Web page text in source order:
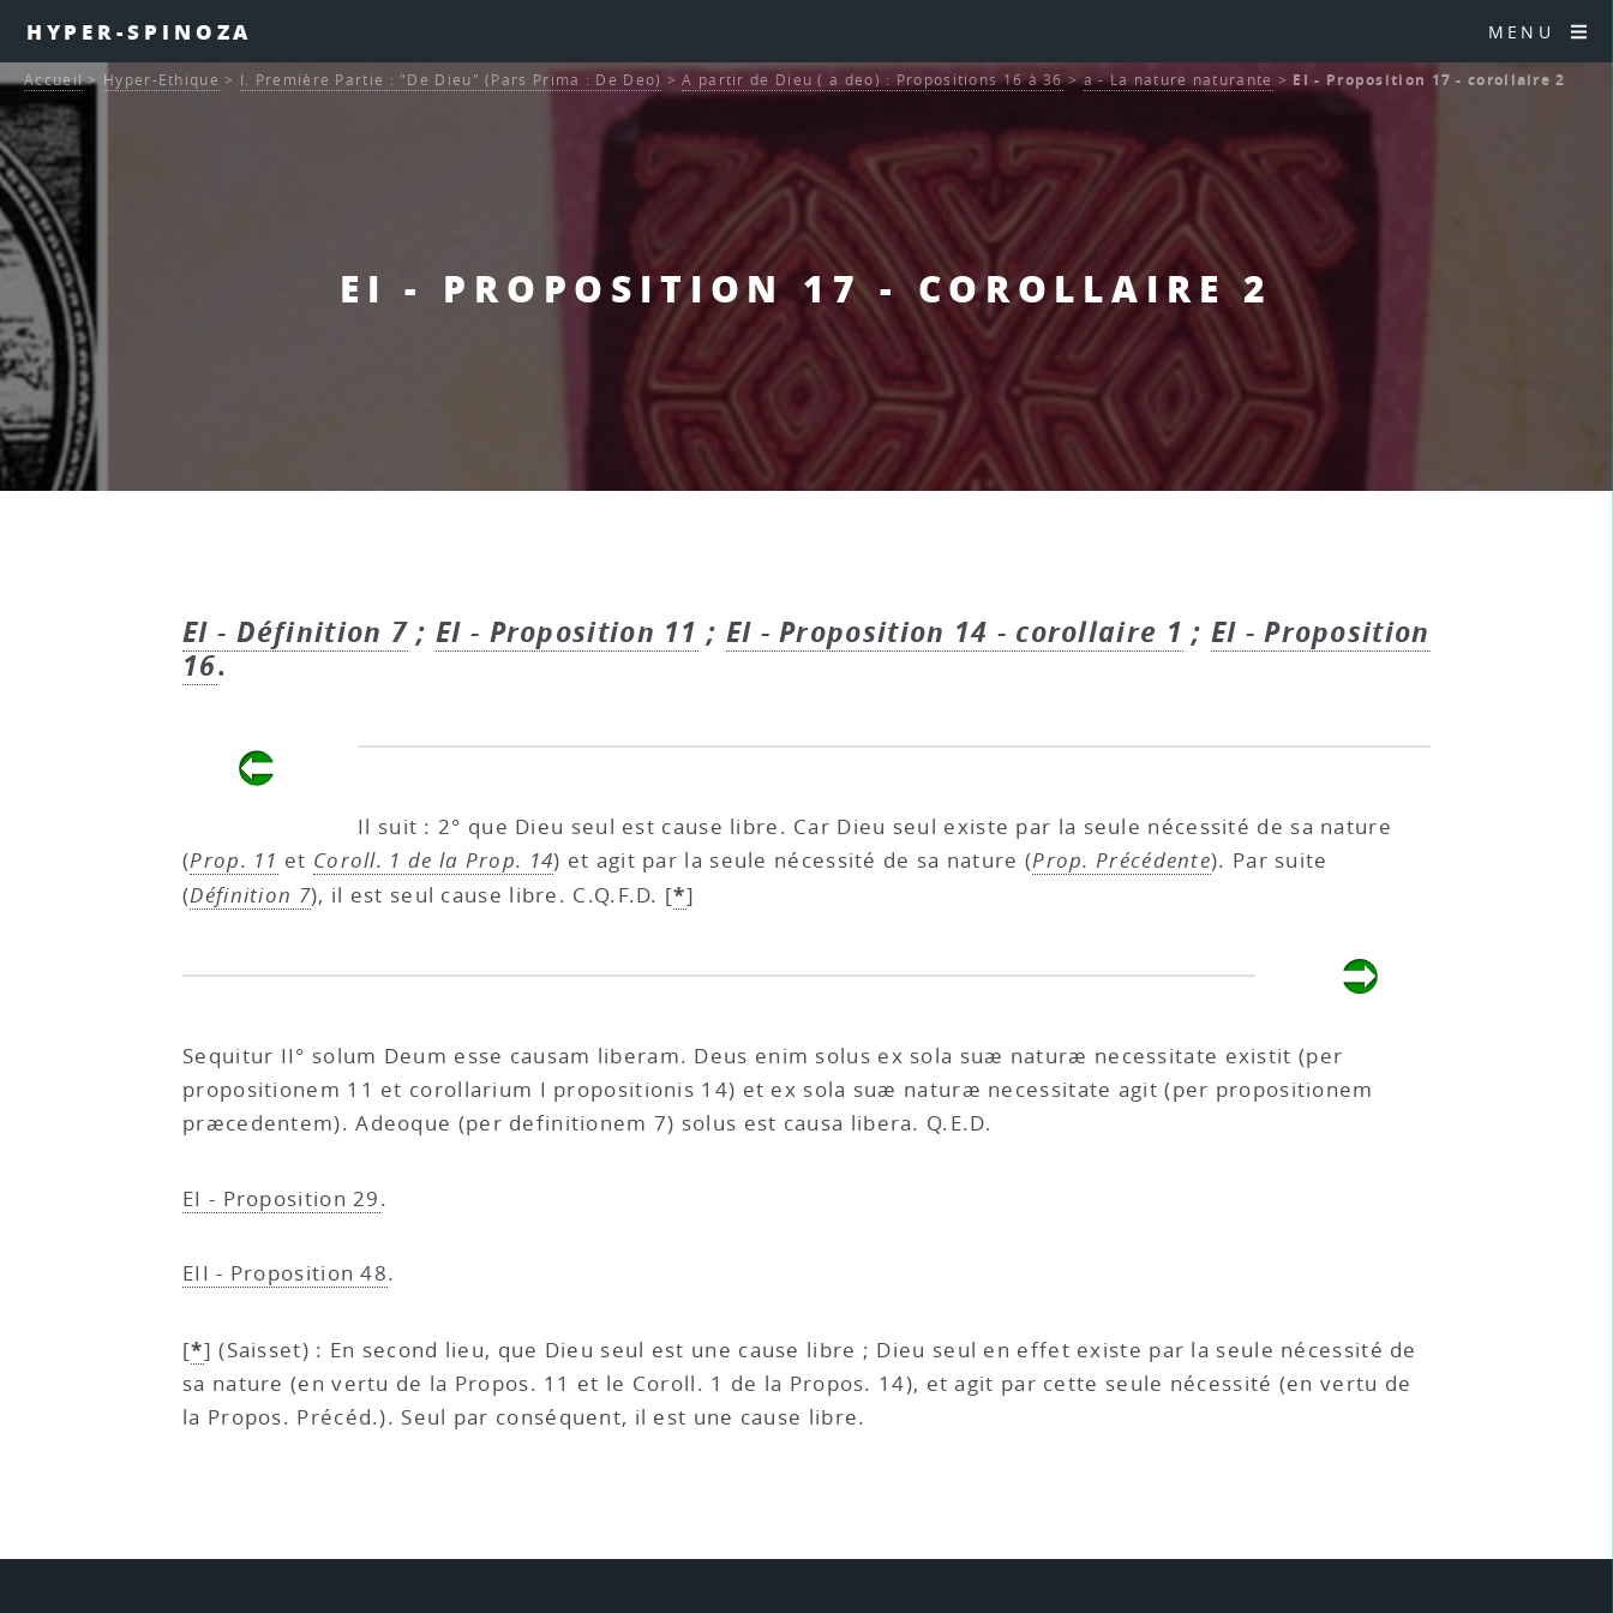
HYPER-SPINOZA MENU
EI - PROPOSITION 17 - COROLLAIRE 2
Accueil> Hyper-Ethique > I. Première Partie : "De Dieu" (Pars Prima : De Deo) >A partir de Dieu ( a deo) : Propositions 16 à 36>a - La nature naturante > EI - Proposition 17 - corollaire 2
EI - Définition 7 ;EI - Proposition 11 ; EI - Proposition 14 - corollaire 1 ; EI - Proposition
16.
Il suit : 2° que Dieu seul est cause libre. Car Dieu seul existe par la seule nécessité de sa nature
(Prop. 11 et Coroll. 1 de la Prop. 14) et agit par la seule nécessité de sa nature (Prop. Précédente). Par suite
(Définition 7), il est seul cause libre. C.Q.F.D. [*]
Sequitur II° solum Deum esse causam liberam. Deus enim solus ex sola suæ naturæ necessitate existit (per
propositionem 11 et corollarium I propositionis 14) et ex sola suæ naturæ necessitate agit (per propositionem
præcedentem). Adeoque (per definitionem 7) solus est causa libera. Q.E.D.
EI - Proposition 29.
EII - Proposition 48.
[*](Saisset) : En second lieu, que Dieu seul est une cause libre ; Dieu seul en effet existe par la seule nécessité de
sa nature (en vertu de la Propos. 11 et le Coroll. 1 de la Propos. 14), et agit par cette seule nécessité (en vertu de
la Propos. Précéd.). Seul par conséquent, il est une cause libre.